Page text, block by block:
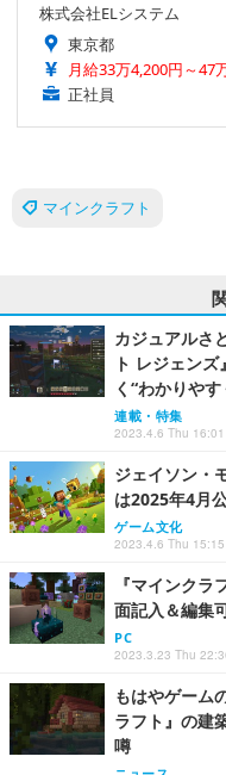
株式会社ELシステム
東京都
月給33万4,200円～47
正社員
マインクラフト
カジュアルさ
ト レジェン
く“わかりやす
連載・特集
2023.4.6 Thu 16:01
ジェイソン・
は2025年4月
ゲーム文化
2023.4.6 Thu 15:15
『マインク
面記入＆編集
PC
2023.3.23 Thu
もはやゲーム
ラフト』の建
噂